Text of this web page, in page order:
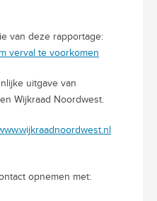
van deze rapportage:
verval te voorkomen
uitgave van
Wijkraad Noordwest.
opnemen met: